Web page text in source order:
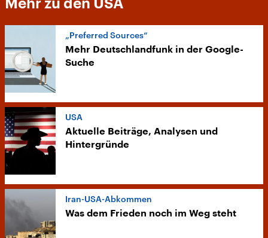
Mehr zu den USA
„Preferred Sources“
Mehr Deutschlandfunk in der Google-
Suche
USA
Aktuelle Beiträge, Analysen und
Hintergründe
Iran-USA-Abkommen
Was dem Frieden noch im Weg steht